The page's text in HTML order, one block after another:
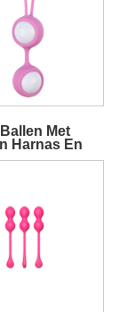
Met
Harnas En
Ballen Voor